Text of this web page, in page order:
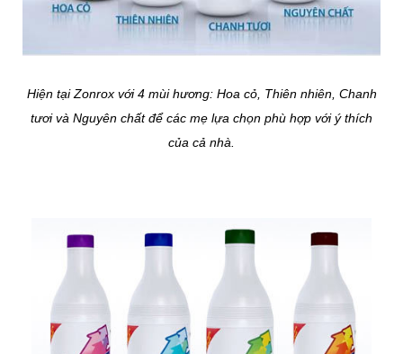
Hiện tại Zonrox với 4 mùi hương: Hoa cỏ, Thiên nhiên, Chanh
tươi và Nguyên chất để các mẹ lựa chọn phù hợp với ý thích
của cả nhà.